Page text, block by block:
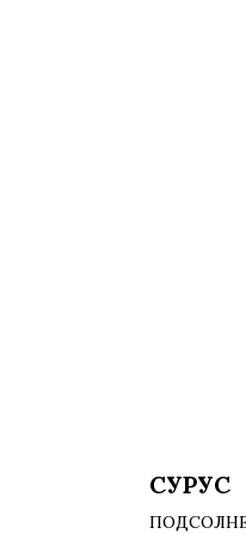
СУРУС